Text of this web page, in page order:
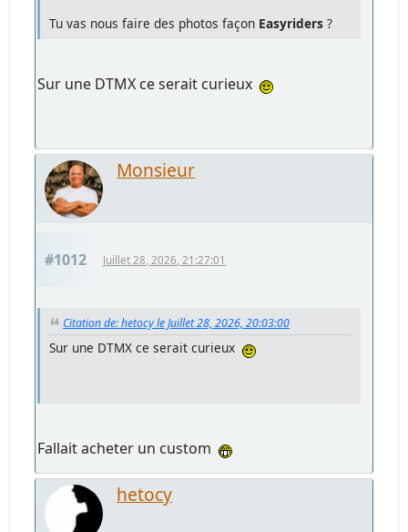
Tu vas nous faire des photos façon Easyriders ?
Sur une DTMX ce serait curieux
Monsieur
#1012 Juillet 28, 2026, 21:27:01
Citation de: hetocy le Juillet 28, 2026, 20:03:00
Sur une DTMX ce serait curieux
Fallait acheter un custom
hetocy